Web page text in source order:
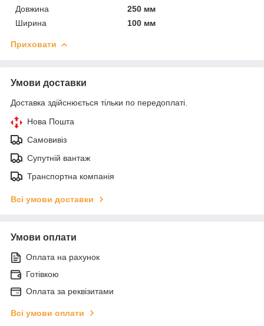
Довжина
250 мм
Ширина
100 мм
Приховати
Умови доставки
Доставка здійснюється тільки по передоплаті.
Нова Пошта
Самовивіз
Супутній вантаж
Транспортна компанія
Всі умови доставки
Умови оплати
Оплата на рахунок
Готівкою
Оплата за реквізитами
Всі умови оплати